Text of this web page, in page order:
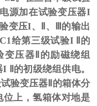
源加在试验变压器I
变压I、 、
的输出
C1给第三级试验I
Ⅱ的
压器Ⅱ的励磁绕组
Ⅱ的初级绕组供电。
验变压器Ⅱ的箱体分
上，氢箱体对地是